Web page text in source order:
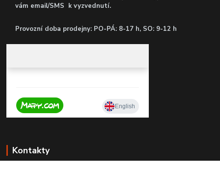
vám email/SMS k vyzvednutí.
Provozní doba prodejny: PO-PÁ: 8-17 h, SO: 9-12 h
Kontakty